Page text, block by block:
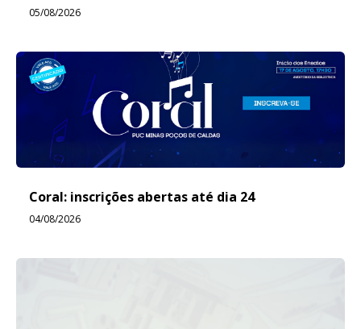
05/08/2026
Coral: inscrições abertas até dia 24
04/08/2026